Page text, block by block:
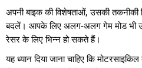
अपनी बाइक की विशेषताओं, उसकी
बदलें। आपके लिए अलग-अलग गेम मोड भी
रेसर के लिए भिन्न हो सकते हैं।
यह ध्यान दिया जाना चाहिए कि